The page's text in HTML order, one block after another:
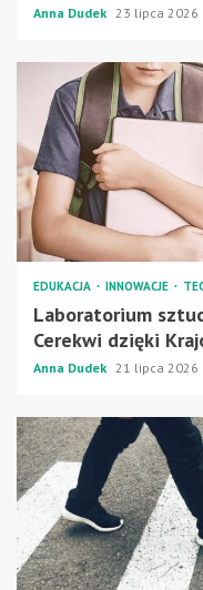
Anna Dudek 23 lipca 2026
EDUKACJA INNOWACJE
Laboratorium
Cerekwi dzięki
Anna Dudek 21 lipca 2026